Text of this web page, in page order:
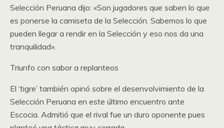
Selección Peruana dijo: «Son jugadores que saben lo que
es ponerse la camiseta de la Selección. Sabemos lo que
pueden llegar a rendir en la Selección y eso nos da una
tranquilidad».
Triunfo con sabor a replanteos
El ‘tigre’ también opinó sobre el desenvolvimiento de la
Selección Peruana en este último encuentro ante
Escocia. Admitió que el rival fue un duro oponente pues